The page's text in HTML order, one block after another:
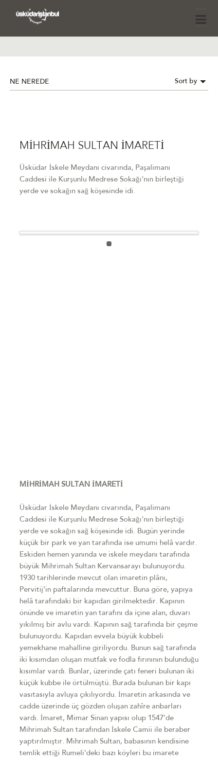
NE NEREDE Sort by
MİHRİMAH SULTAN İMARETİ
Üsküdar İskele Meydanı civarında, Paşalimanı
Caddesi ile Kurşunlu Medrese Sokağı'nın birleştiği
yerde ve sokağın sağ köşesinde idi.
MİHRİMAH SULTAN İMARETİ
Üsküdar İskele Meydanı civarında, Paşalimanı
Caddesi ile Kurşunlu Medrese Sokağı'nın birleştiği
yerde ve sokağın sağ köşesinde idi. Bugün yerinde
küçük bir park ve yan tarafında ise umumi helâ vardır.
Eskiden hemen yanında ve iskele meydanı tarafında
büyük Mihrimah Sultan Kervansarayı bulunuyordu.
1930 tarihlerinde mevcut olan imaretin plânı,
Pervitij'in paftalarında mevcuttur. Buna göre, yapıya
helâ tarafındaki bir kapıdan girilmektedir. Kapının
önünde ve imaretin yan tarafını da içine alan, duvarı
yıkılmış bir avlu vardı. Kapının sağ tarafında bir çeşme
bulunuyordu. Kapıdan evvela büyük kubbeli
yemekhane mahalline giriliyordu. Bunun sağ tarafında
iki kısımdan oluşan mutfak ve fodla fırınının bulunduğu
kısımlar vardı. Bunlar, üzerinde çatı feneri bulunan iki
küçük kubbe ile örtülmüştü. Burada bulunan bir kapı
vasıtasıyla avluya çıkılıyordu. İmaretin arkasında ve
cadde üzerinde üç gözden oluşan zahîre anbarları
vardı. İmaret, Mimar Sinan yapısı olup 1547'de
Mihrimah Sultan tarafından İskele Camii ile beraber
yaptırılmıştır. Mihrimah Sultan, babasının kendisine
temlik ettiği Rumeli'deki bazı köyleri bu imarete